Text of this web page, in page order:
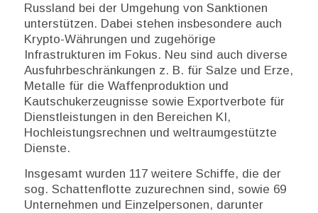
Russland bei der Umgehung von Sanktionen
unterstützen. Dabei stehen insbesondere auch
Krypto-Währungen und zugehörige
Infrastrukturen im Fokus. Neu sind auch diverse
Ausfuhrbeschränkungen z. B. für Salze und Erze,
Metalle für die Waffenproduktion und
Kautschukerzeugnisse sowie Exportverbote für
Dienstleistungen in den Bereichen KI,
Hochleistungsrechnen und weltraumgestützte
Dienste.
Insgesamt wurden 117 weitere Schiffe, die der
sog. Schattenflotte zuzurechnen sind, sowie 69
Unternehmen und Einzelpersonen, darunter